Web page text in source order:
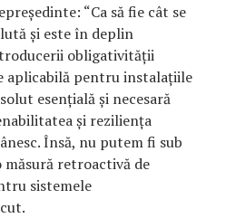
“Ca să fie cât se
și este în deplin
obligativității
aplicabilă pentru instalațiile
esențială și necesară
și reziliența
Însă, nu putem fi sub
măsură retroactivă de
sistemele